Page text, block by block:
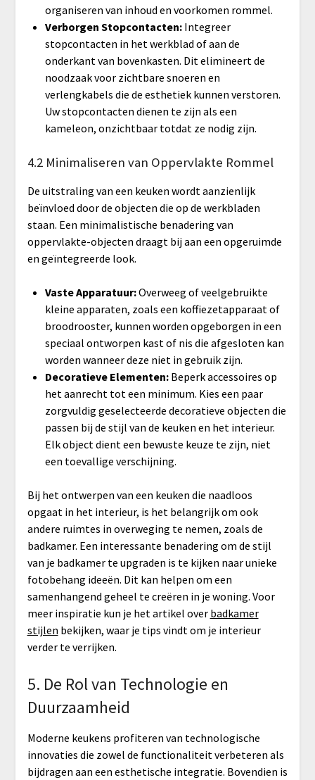
organiseren van inhoud en voorkomen rommel.
Verborgen Stopcontacten:Integreer
stopcontacten in het werkblad of aan de
onderkant van bovenkasten. Dit elimineert de
noodzaak voor zichtbare snoeren en
verlengkabels die de esthetiek kunnen verstoren.
Uw stopcontacten dienen te zijn als een
kameleon, onzichtbaar totdat ze nodig zijn.
4.2 Minimaliseren van Oppervlakte Rommel
De uitstraling van een keuken wordt aanzienlijk
beïnvloed door de objecten die op de werkbladen
staan. Een minimalistische benadering van
oppervlakte-objecten draagt bij aan een opgeruimde
en geïntegreerde look.
Vaste Apparatuur:Overweeg of veelgebruikte
kleine apparaten, zoals een koffiezetapparaat of
broodrooster, kunnen worden opgeborgen in een
speciaal ontworpen kast of nis die afgesloten kan
worden wanneer deze niet in gebruik zijn.
Decoratieve Elementen:Beperk accessoires op
het aanrecht tot een minimum. Kies een paar
zorgvuldig geselecteerde decoratieve objecten die
passen bij de stijl van de keuken en het interieur.
Elk object dient een bewuste keuze te zijn, niet
een toevallige verschijning.
Bij het ontwerpen van een keuken die naadloos
opgaat in het interieur, is het belangrijk om ook
andere ruimtes in overweging te nemen, zoals de
badkamer. Een interessante benadering om de stijl
van je badkamer te upgraden is te kijken naar unieke
fotobehang ideeën. Dit kan helpen om een
samenhangend geheel te creëren in je woning. Voor
meer inspiratie kun je het artikel over badkamer
stijlen bekijken, waar je tips vindt om je interieur
verder te verrijken.
5. De Rol van Technologie en
Duurzaamheid
Moderne keukens profiteren van technologische
innovaties die zowel de functionaliteit verbeteren als
bijdragen aan een esthetische integratie. Bovendien is